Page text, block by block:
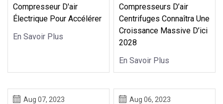
Compresseur D'air
Électrique Pour Accélérer
En Savoir Plus
Compresseurs D’air
Centrifuges Connaîtra Une
Croissance Massive D’ici
2028
En Savoir Plus
Aug 07, 2023 Aug 06, 2023